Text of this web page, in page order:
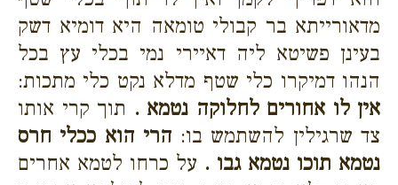
מדאורייתא בר קבולי טומאה היא דומיא דשק
בעינן פשיטא ליה דאיירי נמי בכלי עץ בכל
הנהו דמיקרו כלי שטף מדלא נקט כלי מתכות:
אין לו אחורים לחלוקה נטמא . תוך קרי אותו
צד שרגילין להשתמש בו: הרי הוא ככלי חרס
נטמא תוכו נטמא גבו . על כרחו לטמא אחרים